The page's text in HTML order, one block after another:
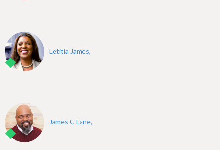
Letitia James,
James C Lane,